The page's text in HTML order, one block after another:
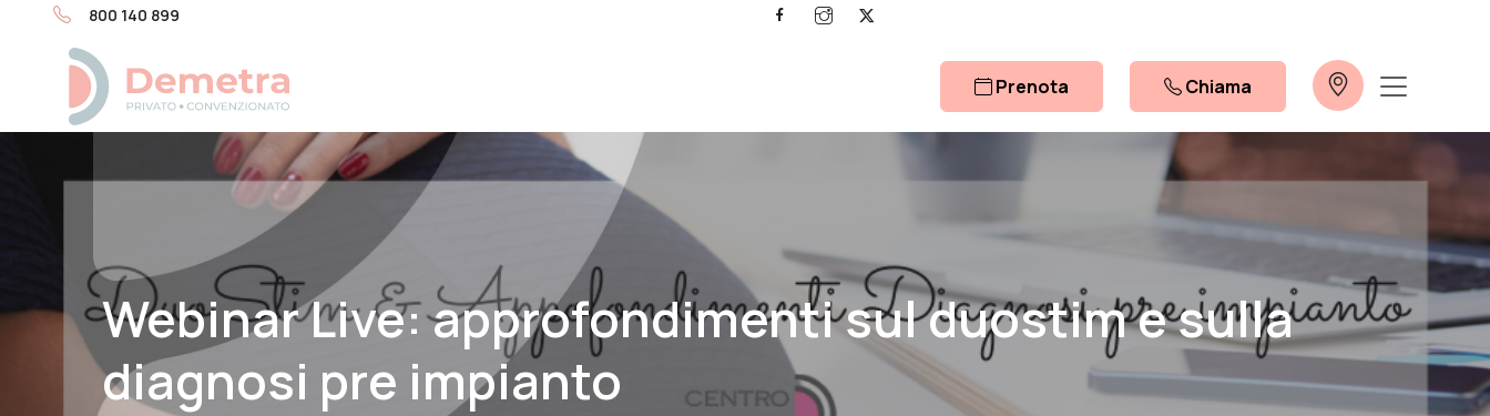
800 140 899
Prenota Chiama
Webinar Live: approfondimenti sul duostim e sulla
diagnosi pre impianto